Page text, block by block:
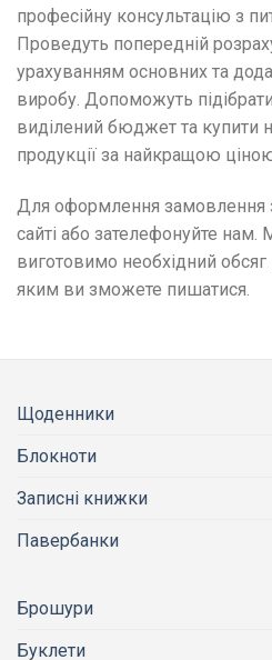
професійну консультацію з
Проведуть попередній
урахуванням основних та
виробу. Допоможуть
виділений бюджет та купити
продукції за найкращою
Для оформлення замовлення
сайті або зателефонуйте
виготовимо необхідний обсяг
яким ви зможете пишатися.
Щоденники
Блокноти
Записні книжки
Павербанки
Брошури
Буклети